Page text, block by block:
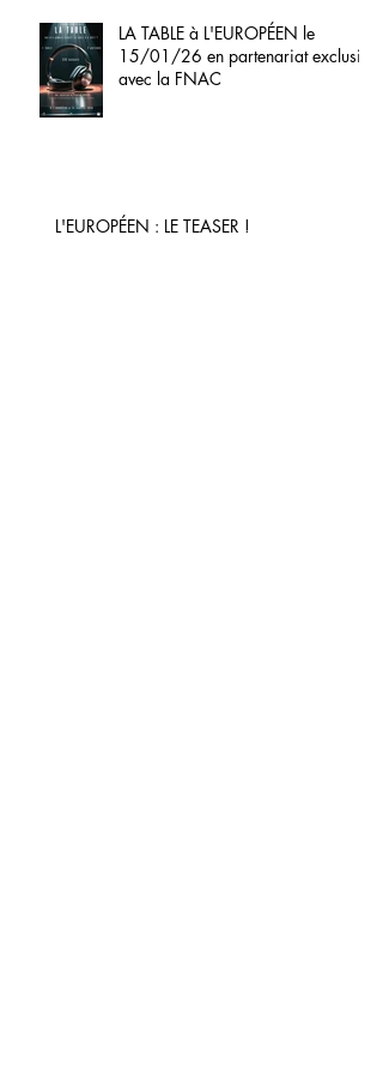
LA TABLE à L'EUROPÉEN le
15/01/26 en partenariat exclusif
avec la FNAC
L'EUROPÉEN : LE TEASER !